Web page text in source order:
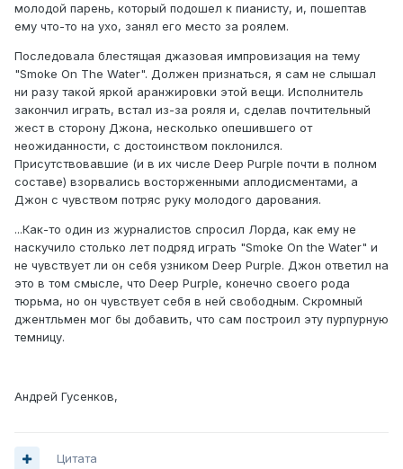
молодой парень, который подошел к пианисту, и, пошептав
ему что-то на ухо, занял его место за роялем.
Последовала блестящая джазовая импровизация на тему
"Smoke On The Water". Должен признаться, я сам не слышал
ни разу такой яркой аранжировки этой вещи. Исполнитель
закончил играть, встал из-за рояля и, сделав почтительный
жест в сторону Джона, несколько опешившего от
неожиданности, с достоинством поклонился.
Присутствовавшие (и в их числе Deep Purple почти в полном
составе) взорвались восторженными аплодисментами, а
Джон с чувством потряс руку молодого дарования.
...Как-то один из журналистов спросил Лорда, как ему не
наскучило столько лет подряд играть "Smoke On the Water" и
не чувствует ли он себя узником Deep Purple. Джон ответил на
это в том смысле, что Deep Purple, конечно своего рода
тюрьма, но он чувствует себя в ней свободным. Скромный
джентльмен мог бы добавить, что сам построил эту пурпурную
темницу.
Андрей Гусенков,
Цитата